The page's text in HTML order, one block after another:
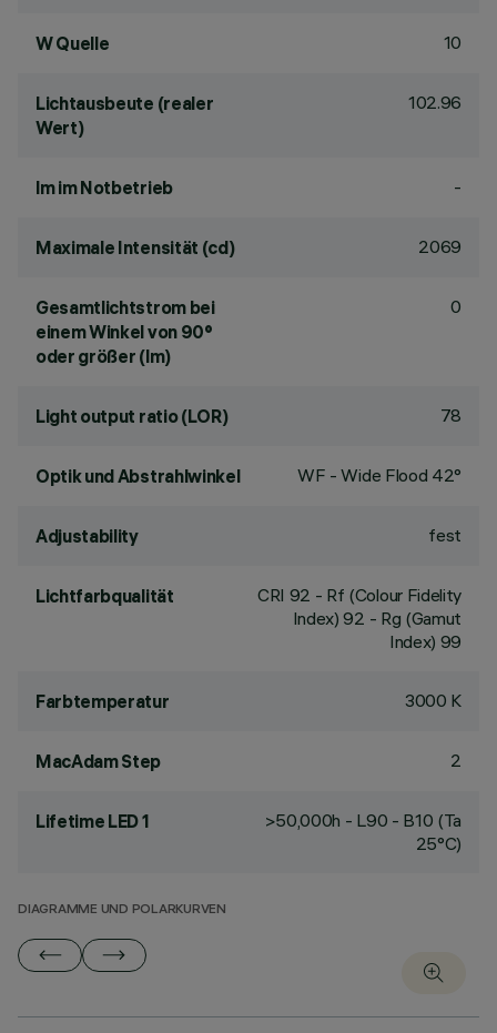
W Quelle 10
Lichtausbeute (realer
Wert)
102.96
lm im Notbetrieb -
Maximale Intensität (cd) 2069
Gesamtlichtstrom bei
einem Winkel von 90°
oder größer (lm)
0
Light output ratio (LOR) 78
Optik und Abstrahlwinkel WF - Wide Flood 42°
Adjustability fest
Lichtfarbqualität CRI 92 - Rf (Colour Fidelity
Index) 92 - Rg (Gamut
Index) 99
Farbtemperatur 3000 K
MacAdam Step 2
Lifetime LED 1
>50,000h - L90 - B10 (Ta
25°C)
DIAGRAMME UND POLARKURVEN